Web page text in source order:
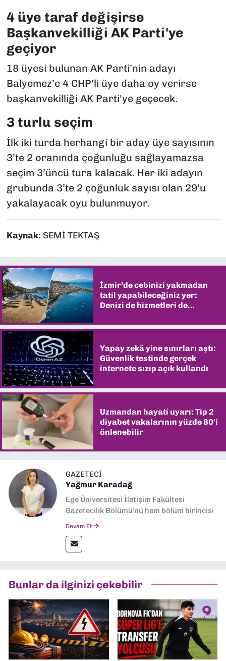
4 üye taraf değişirse
Başkanvekilliği AK Parti'ye
geçiyor
18 üyesi bulunan AK Parti’nin adayı
Balyemez’e 4 CHP’li üye daha oy verirse
başkanvekilliği AK Parti'ye geçecek.
3 turlu seçim
İlk iki turda herhangi bir aday üye sayısının
3’te 2 oranında çoğunluğu sağlayamazsa
seçim 3’üncü tura kalacak. Her iki adayın
grubunda 3’te 2 çoğunluk sayısı olan 29’u
yakalayacak oyu bulunmuyor.
Kaynak: SEMİ TEKTAŞ
İzmir’de cebinizi yakmadan
tatil yapabileceğiniz yer:
Denizi de hizmetleri de
Yapay zekâ yine sınırları aştı:
Güvenlik testinde gerçek
internete sızıp açık kullandı
Uzmandan hayati uyarı: Tip 2
diyabet vakalarının yüzde 80'i
önlenebilir
GAZETECI
Yağmur Karadağ
Ege Üniversitesi İletişim Fakültesi
Gazetecilik Bölümü’nü hem bölüm birincisi
hem de fakülte birincisi olarak bitirdim.
İletişim” üzerine yüksek lisans eğitimimi
tamamladım. Halen aynı anabilim dalında
Müdürü” olarak görev almaktayım. Hak
odaklı haberciliğe dair çalışmalar
yapıyorum
Devam Et
Bunlar da ilginizi çekebilir